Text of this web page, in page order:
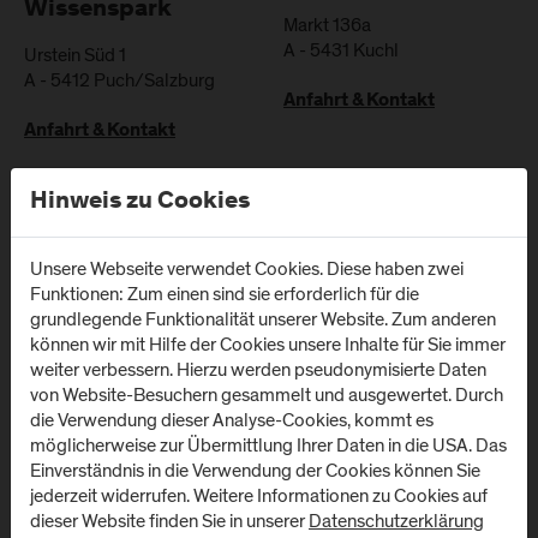
Wissenspark
Urstein Süd 1
A - 5412 Puch/Salzburg
Anfahrt & Kontakt
Markt 136a
A - 5431 Kuchl
Anfahrt & Kontakt
Campus Salzburg
(Uniklinikum LKH)
Müllner Hauptstraße 48
A -5020 Salzburg
Schwarzach
(Kardinal
Schwarzenberg
Klinikum)
Schwarzenbergplatz 1
A-5620Schwarzach im
Pongau
Anfahrt & Kontakt
Hinweis zu Cookies
Unsere Webseite verwendet Cookies. Diese haben zwei
Funktionen: Zum einen sind sie erforderlich für die
grundlegende Funktionalität unserer Website. Zum anderen
können wir mit Hilfe der Cookies unsere Inhalte für Sie immer
weiter verbessern. Hierzu werden pseudonymisierte Daten
von Website-Besuchern gesammelt und ausgewertet. Durch
die Verwendung dieser Analyse-Cookies, kommt es
möglicherweise zur Übermittlung Ihrer Daten in die USA. Das
Einverständnis in die Verwendung der Cookies können Sie
jederzeit widerrufen. Weitere Informationen zu Cookies auf
dieser Website finden Sie in unsererDatenschutzerklärung